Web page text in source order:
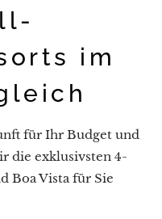
im
für Ihr Budget und
die exklusivsten 4-
Boa Vista für Sie